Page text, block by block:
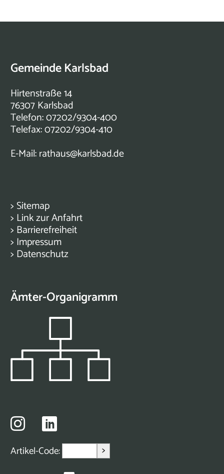
Gemeinde Karlsbad
Hirtenstraße 14
76307 Karlsbad
Telefon: 07202/9304-400
Telefax: 07202/9304-410
E-Mail:rathaus@karlsbad.de
> Sitemap
> Link zur Anfahrt
> Barrierefreiheit
> Impressum
> Datenschutz
Ämter-Organigramm
Artikel-Code: >